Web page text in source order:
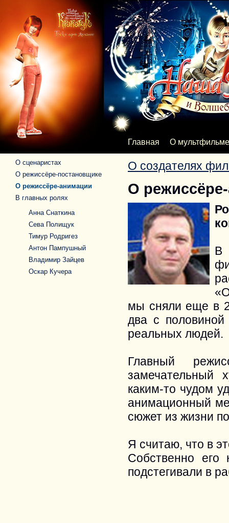
Главная О мультфильме
О создателях
О
В
мы сняли еще в
два с половиной
реальных людей.
Главный
замечательный
каким-то чудом
анимационный
сюжет из жизни
Я считаю, что в
Собственно его
подстегивали в
О сценаристах
О режиссёре-постановщике
О режиссёре-анимации
В главных ролях
Анна Снаткина
Сева Полищук
Тимур Родригез
Антон Пампушный
Владимир Зайцев
Оскар Кучера